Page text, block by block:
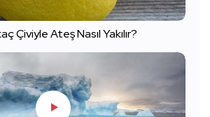
Çiviyle Ateş Nasıl Yakılır?